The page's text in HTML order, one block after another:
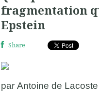
fragmentation
Epstein
Share
par Antoine de Lacoste